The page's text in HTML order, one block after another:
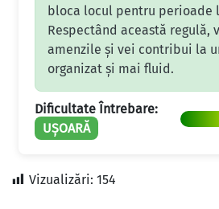
bloca locul pentru perioade
Respectând această regulă,
amenzile și vei contribui la
organizat și mai fluid.
Dificultate Întrebare:
UȘOARĂ
Vizualizări: 154